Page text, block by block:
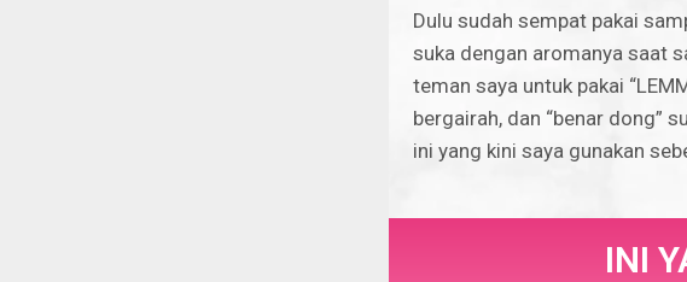
Dulu sudah sempat pakai
suka dengan aromanya saat
teman saya untuk pakai
bergairah, dan “benar dong”
ini yang kini saya gunakan
INI